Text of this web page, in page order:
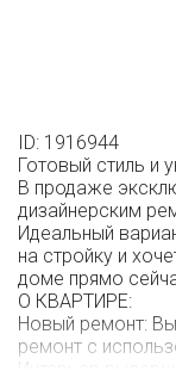
ID: 1916944
Готовый стиль и
В продаже
дизайнерским
Идеальный
на стройку и
доме прямо
О КВАРТИРЕ:
Новый ремонт:
ремонт с